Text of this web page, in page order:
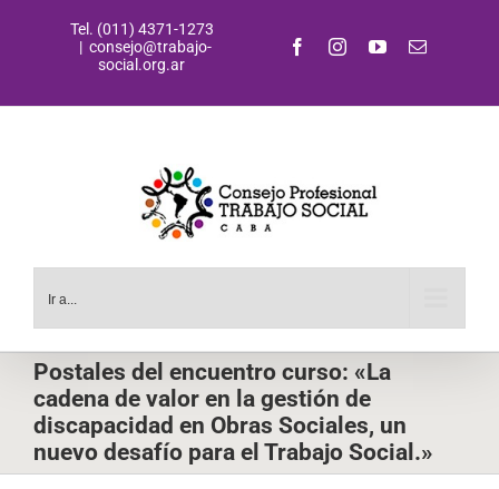
Tel. (011) 4371-1273
| consejo@trabajo-
social.org.ar
FacebookInstagramYouTubeCorreo
Ir a...
Postales del encuentro curso: «La
cadena de valor en la gestión de
discapacidad en Obras Sociales, un
nuevo desafío para el Trabajo Social.»